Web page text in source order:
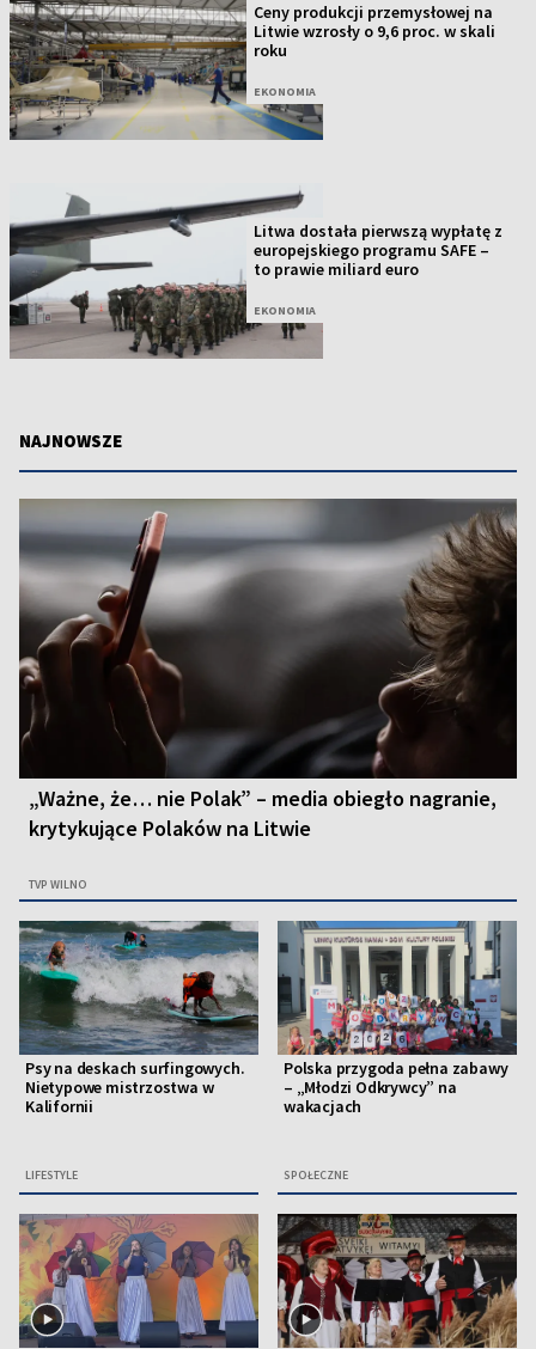
Ceny produkcji przemysłowej na
Litwie wzrosły o 9,6 proc. w skali
roku
EKONOMIA
Litwa dostała pierwszą wypłatę z
europejskiego programu SAFE –
to prawie miliard euro
EKONOMIA
NAJNOWSZE
„Ważne, że… nie Polak” – media obiegło nagranie,
krytykujące Polaków na Litwie
TVP WILNO
Psy na deskach surfingowych.
Nietypowe mistrzostwa w
Kalifornii
LIFESTYLE
Polska przygoda pełna zabawy
– „Młodzi Odkrywcy” na
wakacjach
SPOŁECZNE